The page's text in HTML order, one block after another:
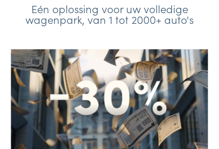
Eén oplossing voor uw volledige
wagenpark, van 1 tot 2000+ auto's